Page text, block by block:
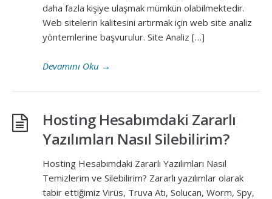
daha fazla kişiye ulaşmak mümkün olabilmektedir.
Web sitelerin kalitesini artırmak için web site analiz
yöntemlerine başvurulur. Site Analiz […]
Devamını Oku →
Hosting Hesabımdaki Zararlı
Yazılımları Nasıl Silebilirim?
Hosting Hesabımdaki Zararlı Yazılımları Nasıl
Temizlerim ve Silebilirim? Zararlı yazılımlar olarak
tabir ettiğimiz Virüs, Truva Atı, Solucan, Worm, Spy,